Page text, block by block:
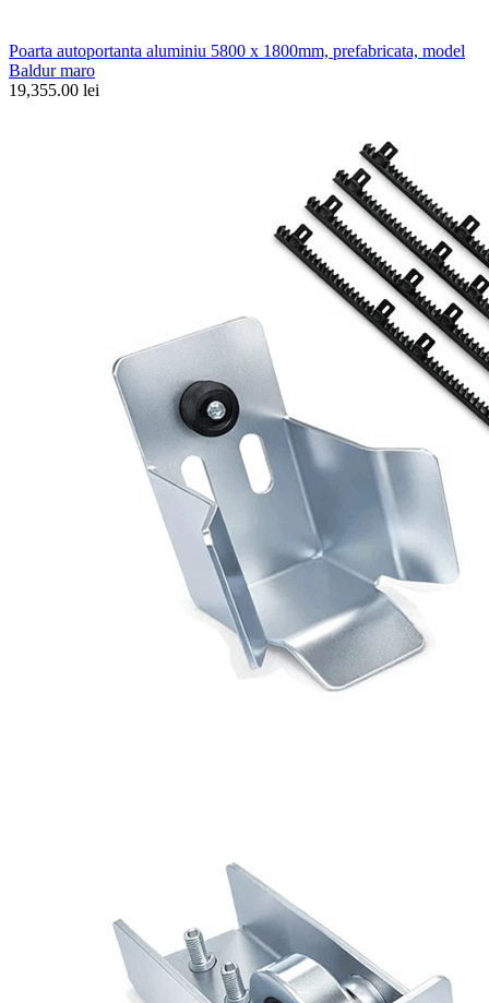
Poarta autoportanta aluminiu 5800 x 1800mm, prefabricata, model
Baldur maro
19,355.00 lei